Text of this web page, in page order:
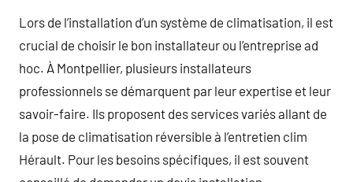
Lors de l’installation d’un système de climatisation, il est
crucial de choisir le bon installateur ou l’entreprise ad
hoc. À Montpellier, plusieurs installateurs
professionnels se démarquent par leur expertise et leur
savoir-faire. Ils proposent des services variés allant de
la pose de climatisation réversible à l’entretien clim
Hérault. Pour les besoins spécifiques, il est souvent